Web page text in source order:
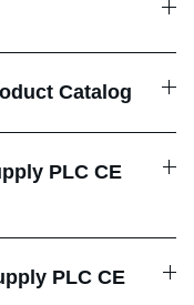
Catalog
PLC CE
PLC CE